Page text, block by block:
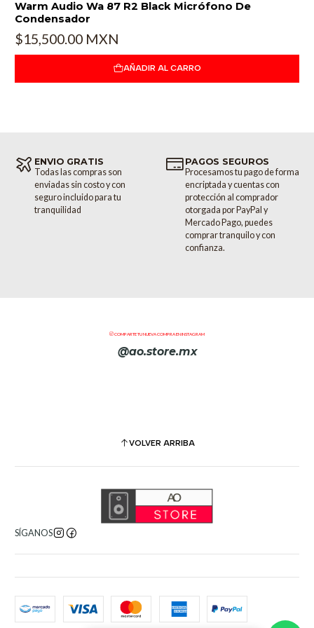
Warm Audio Wa 87 R2 Black Micrófono De
Condensador
$15,500.00 MXN
AÑADIR AL CARRO
ENVIO GRATIS
Todas las compras son
enviadas sin costo y con
seguro incluido para tu
tranquilidad
PAGOS SEGUROS
Procesamos tu pago de forma
encriptada y cuentas con
protección al comprador
otorgada por PayPal y
Mercado Pago, puedes
comprar tranquilo y con
confianza.
COMPARTE TU NUEVA COMPRA EN INSTAGRAM
@ao.store.mx
VOLVER ARRIBA
SÍGANOS